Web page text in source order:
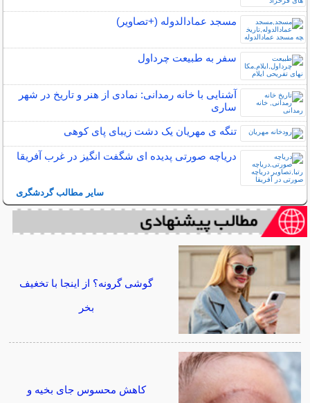
مسجد عمادالدوله (+تصاویر)
سفر به طبیعت چرداول
آشنایی با خانه رمدانی: نمادی از هنر و تاریخ در شهر
ساری
تنگه ی مهریان یک دشت زیبای پای کوهی
دریاچه صورتی پدیده ای شگفت انگیز در غرب آفریقا
سایر مطالب گردشگری
گوشی گرونه؟ از اینجا با تخغیف
بخر
کاهش محسوس جای بخیه و